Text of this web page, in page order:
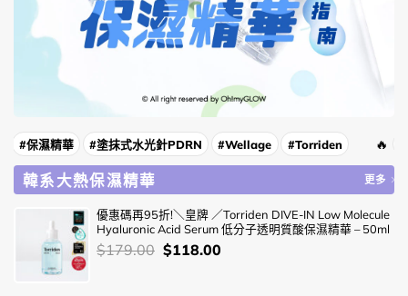
#保濕精華 #塗抹式水光針PDRN #Wellage #Torriden
韓系大熱保濕精華 更多
優惠碼再95折!＼皇牌 ／Torriden DIVE-IN Low Molecule
Hyaluronic Acid Serum 低分子透明質酸保濕精華 – 50ml
價
$179.00 Original
$118.00Current
🔥